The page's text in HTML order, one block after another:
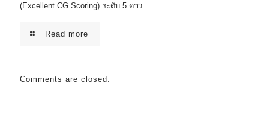
(Excellent CG Scoring) ระดับ 5 ดาว
Read more
Comments are closed.